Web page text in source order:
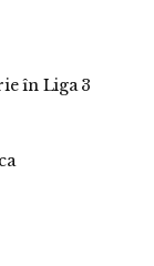
în Liga 3